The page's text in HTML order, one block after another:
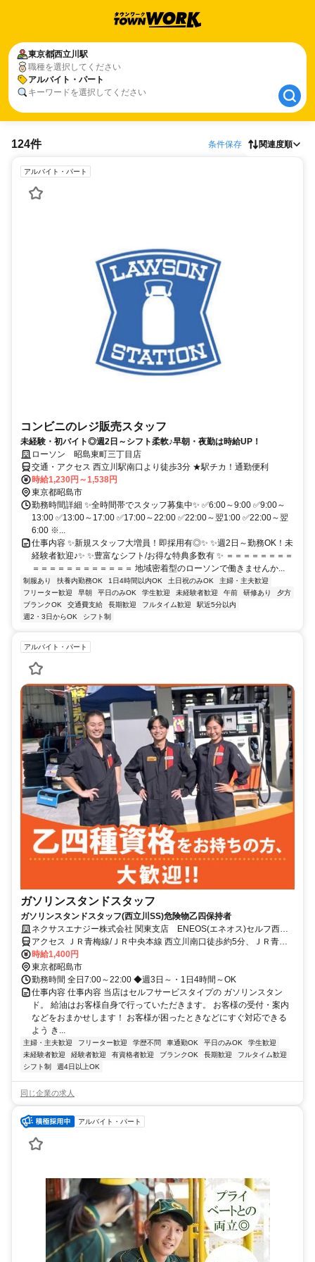
東京都西立川駅
職種を選択してください
アルバイト・パート
キーワードを選択してください
東京都西立川駅
アルバイト・パート
124件 条件保存 関連度順
アルバイト・パート
コンビニのレジ販売スタッフ
未経験・初バイト◎週2日～シフト柔軟♪早朝・夜勤は時給UP！
ローソン 昭島東町三丁目店
交通・アクセス 西立川駅南口より徒歩3分 ★駅チカ！通勤便利
時給1,230円～1,538円
東京都昭島市
勤務時間詳細 ✨全時間帯でスタッフ募集中✨ ✅6:00～9:00 ✅9:00～
13:00 ✅13:00～17:00 ✅17:00～22:00 ✅22:00～翌1:00 ✅22:00～翌
6:00 ※...
仕事内容 ✨新規スタッフ大増員！即採用有◎✨ ✨週2日～勤務OK！未
経験者歓迎♪✨ ✨豊富なシフト/お得な特典多数有 ✨ ＝＝＝＝＝＝＝＝
＝＝＝＝＝＝＝＝＝＝＝＝ 地域密着型のローソンで働きませんか...
制服あり 扶養内勤務OK 1日4時間以内OK 土日祝のみOK
主婦・主夫歓迎
フリーター歓迎
早朝 平日のみOK 学生歓迎 未経験者歓迎 午前 研修あり
夕方
ブランクOK
交通費支給 長期歓迎 フルタイム歓迎
駅近5分以内
週2・3日からOK
シフト制
アルバイト・パート
ガソリンスタンドスタッフ
ガソリンスタンドスタッフ(西立川SS)危険物乙四保持者
ネクサスエナジー株式会社 関東支店 ENEOS(エネオス)セルフ西立
川SS
アクセス ＪＲ青梅線/ＪＲ中央本線 西立川南口徒歩約5分、ＪＲ青梅
線/ＪＲ中央本線 東中神南口徒歩約14分、ＪＲ青梅線/ＪＲ中央本線 中
神南口徒歩約24分 JR青梅線「西立川駅」南口 徒歩4分
時給1,400円
東京都昭島市
勤務時間 全日7:00～22:00 ◆週3日～・1日4時間～OK
仕事内容 仕事内容 当店はセルフサービスタイプの ガソリンスタン
ド。 給油はお客様自身で行っていただきます。 お客様の受付・案内
などをおまかせします！ お客様が困ったときなどにすぐ対応できる
よう き...
主婦・主夫歓迎 フリーター歓迎 学歴不問 車通勤OK 平日のみOK
学生歓迎
未経験者歓迎
経験者歓迎 有資格者歓迎 ブランクOK 長期歓迎
フルタイム歓迎
シフト制
週4日以上OK
同じ企業の求人
アルバイト・パート